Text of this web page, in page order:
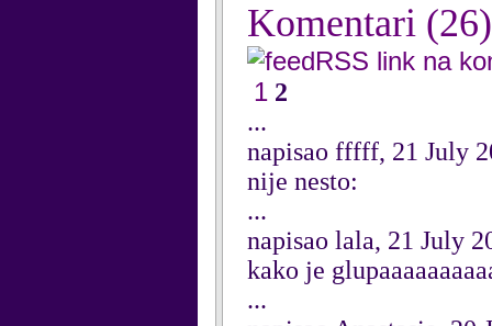
Komentari (26)
RSS link na
1 2
...
napisao fffff, 21 July
nije nesto:
...
napisao lala, 21 July
kako je
...